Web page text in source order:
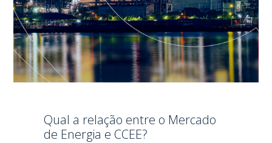
Qual a relação entre o Mercado
de Energia e CCEE?